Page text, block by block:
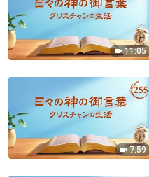
11:05
7:59